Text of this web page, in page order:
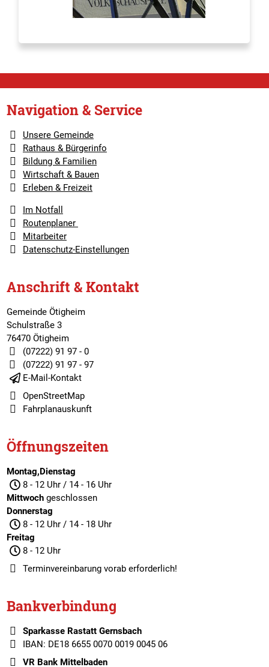
Navigation & Service
Unsere Gemeinde
Rathaus & Bürgerinfo
Bildung & Familien
Wirtschaft & Bauen
Erleben & Freizeit
Im Notfall
Routenplaner
Mitarbeiter
Datenschutz-Einstellungen
Anschrift & Kontakt
Gemeinde Ötigheim
Schulstraße 3
76470 Ötigheim
(07222) 91 97 - 0
(07222) 91 97 - 97
E-Mail-Kontakt
OpenStreetMap
Fahrplanauskunft
Öffnungszeiten
Montag,Dienstag
8 - 12 Uhr / 14 - 16 Uhr
Mittwochgeschlossen
Donnerstag
8 - 12 Uhr / 14 - 18 Uhr
Freitag
8 - 12 Uhr
Terminvereinbarungvorab erforderlich!
Bankverbindung
Sparkasse Rastatt Gernsbach
IBAN: DE18 6655 0070 0019 0045 06
VR Bank Mittelbaden